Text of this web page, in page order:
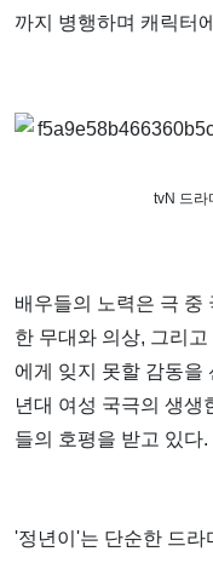
까지 병행하며 캐릭터
tvN 드라
배우들의 노력은 극 중
한 무대와 의상, 그리
에게 잊지 못할 감동을
년대 여성 국극의 생생
들의 호평을 받고 있다.
'정년이'는 단순한 드라